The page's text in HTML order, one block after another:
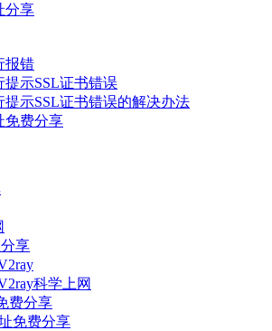
分享
报错
提示SSL证书错误
提示SSL证书错误的解决办法
免费分享
享
科学上网
费分享
免费分享